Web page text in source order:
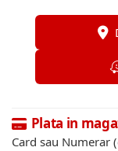
Plata in
Card sau Numerar